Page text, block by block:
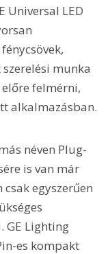
Universal LED
munka
felmérni,
alkalmazásban.
néven Plug-
is van már
egyszerűen
GE Lighting
es kompakt